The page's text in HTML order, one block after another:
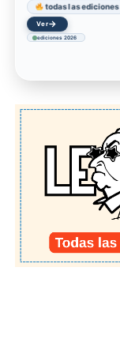
todas las ediciones
Acceder →
ediciones 2026